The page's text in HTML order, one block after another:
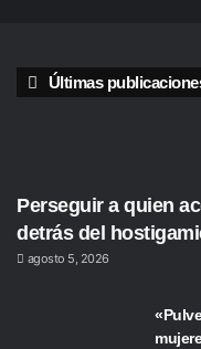
Últimas
Perseguir a quien
detrás del
agosto 5, 2026